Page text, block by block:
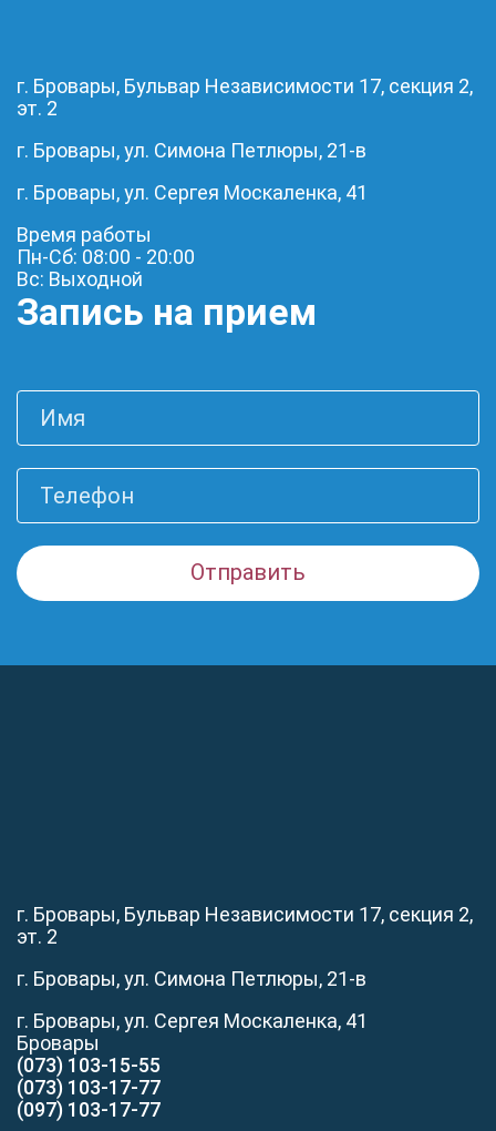
г. Бровары, Бульвар Независимости 17, секция 2,
эт. 2
г. Бровары, ул. Симона Петлюры, 21-в
г. Бровары, ул. Сергея Москаленка, 41
Время работы
Пн-Сб: 08:00 - 20:00
Вс: Выходной
Запись на прием
г. Бровары, Бульвар Независимости 17, секция 2,
эт. 2
г. Бровары, ул. Симона Петлюры, 21-в
г. Бровары, ул. Сергея Москаленка, 41
Бровары
(073) 103-15-55
(073) 103-17-77
(097) 103-17-77